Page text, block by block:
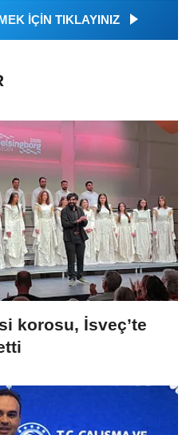
İÇİN TIKLAYINIZ
korosu, İsveç’te